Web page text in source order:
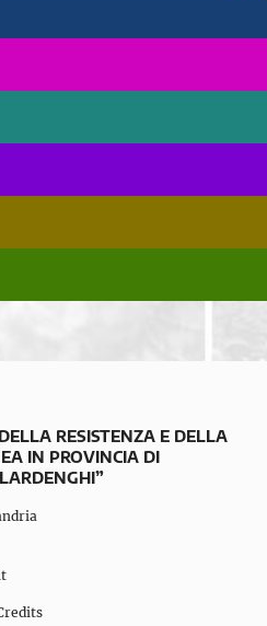
RESISTENZA E DELLA
IN PROVINCIA DI